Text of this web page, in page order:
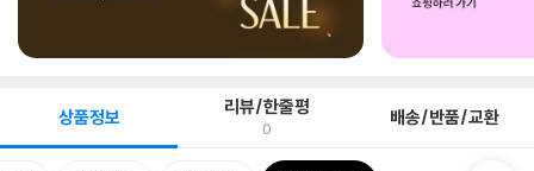
상품정보 리뷰/한줄평
0 배송/반품/교환